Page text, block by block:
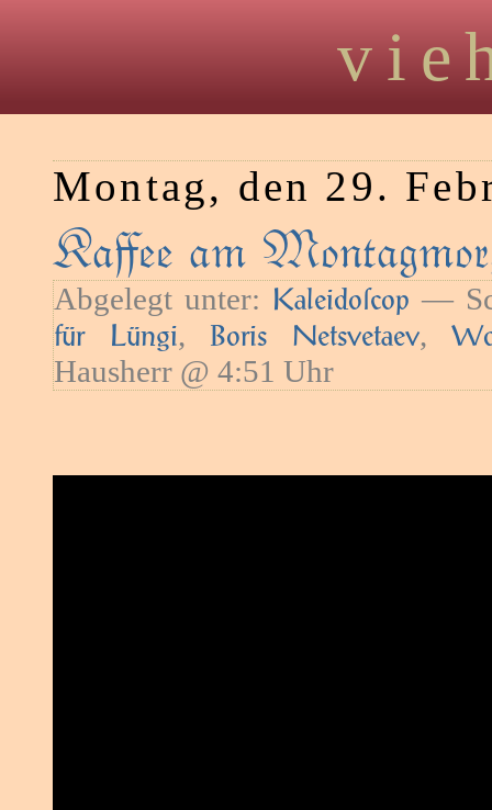
Montag, den 29.
Kaﬀee am
Abgelegt unter: Kaleidoſcop —
für Lüngi, Boris Netsvetaev,
Hausherr @ 4:51 Uhr